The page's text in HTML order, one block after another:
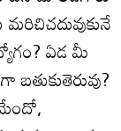
ఏడ మీ